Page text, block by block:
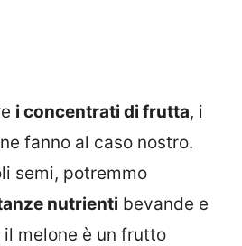
i concentrati di frutta, i
fanno al caso nostro.
semi, potremmo
nutrienti bevande e
melone è un frutto